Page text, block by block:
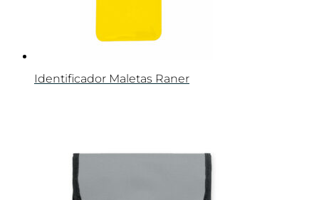
Identificador Maletas Raner